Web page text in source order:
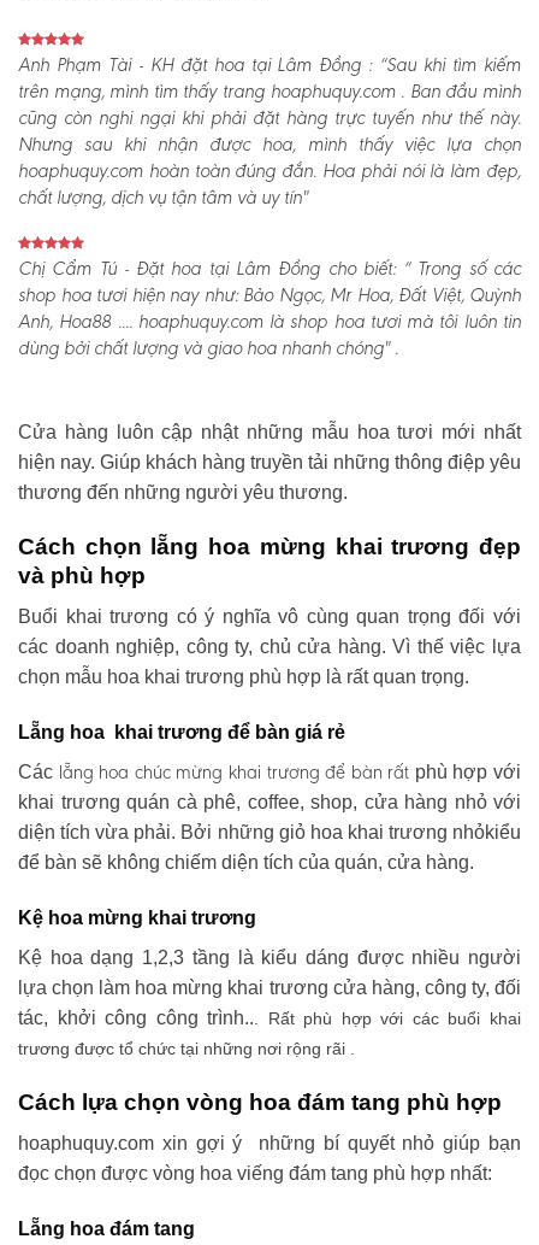
Anh Phạm Tài - KH đặt hoa tại Lâm Đồng :“Sau khi tìm kiếm
trên mạng, mình tìm thấy trang hoaphuquy.com . Ban đầu mình
cũng còn nghi ngại khi phải đặt hàng trực tuyến như thế này.
Nhưng sau khi nhận được hoa, mình thấy việc lựa chọn
hoaphuquy.com hoàn toàn đúng đắn. Hoa phải nói là làm đẹp,
chất lượng, dịch vụ tận tâm và uy tín"
Chị Cẩm Tú - Đặt hoa tại Lâm Đồng cho biết:“ Trong số các
shop hoa tươi hiện nay như: Bảo Ngọc, Mr Hoa, Đất Việt, Quỳnh
Anh, Hoa88 .... hoaphuquy.com là shop hoa tươi mà tôi luôn tin
dùng bởi chất lượng và giao hoa nhanh chóng" .
Cửa hàng luôn cập nhật những mẫu hoa tươi mới nhất
hiện nay. Giúp khách hàng truyền tải những thông điệp yêu
thương đến những người yêu thương.
Cách chọn lẵng hoa mừng khai trương đẹp
và phù hợp
Buổi khai trương có ý nghĩa vô cùng quan trọng đối với
các doanh nghiệp, công ty, chủ cửa hàng. Vì thế việc lựa
chọn mẫu hoa khai trương phù hợp là rất quan trọng.
Lẵng hoa khai trương để bàn giá rẻ
Các lẵng hoa chúc mừng khai trương để bàn rất phù hợp với
khai trương quán cà phê, coffee, shop, cửa hàng nhỏ với
diện tích vừa phải. Bởi những giỏ hoa khai trương nhỏkiểu
để bàn sẽ không chiếm diện tích của quán, cửa hàng.
Kệ hoa mừng khai trương
Kệ hoa dạng 1,2,3 tầng là kiểu dáng được nhiều người
lựa chọn làm hoa mừng khai trương cửa hàng, công ty, đối
tác, khởi công công trình.. . Rất phù hợp với các buổi khai
trương được tổ chức tại những nơi rộng rãi .
Cách lựa chọn vòng hoa đám tang phù hợp
hoaphuquy.com xin gợi ý những bí quyết nhỏ giúp bạn
đọc chọn được vòng hoa viếng đám tang phù hợp nhất:
Lẵng hoa đám tang